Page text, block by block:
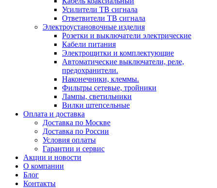
Усилители ТВ сигнала
Ответвители ТВ сигнала
Электроустановочные изделия
Розетки и выключатели электрические
Кабели питания
Электрощитки и комплектующие
Автоматические выключатели, реле,
предохранители.
Наконечники, клеммы.
Фильтры сетевые, тройники
Лампы, светильники
Вилки штепсельные
Оплата и доставка
Доставка по Москве
Доставка по России
Условия оплаты
Гарантии и сервис
Акции и новости
О компании
Блог
Контакты